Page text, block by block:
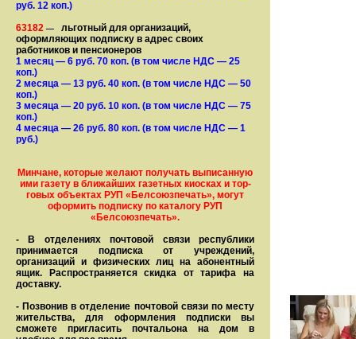
руб. 12 коп.)
63182 —
льготный для организаций,
оформляющих подписку в адрес своих
работников и пенсионеров
1 месяц— 6 руб. 70 коп. (в том числе НДС — 25
коп.)
2 месяца — 13 руб. 40 коп. (в том числе НДС — 50
коп.)
3 месяца — 20 руб. 10 коп. (в том числе НДС — 75
коп.)
4 месяца — 26 руб. 80 коп. (в том числе НДС — 1
руб.)
Минчане, которые желают получать вы­писанную
ими газету в бли­жай­ших газет­ных киосках и тор­
го­вых объе­ктах РУП «Белсоюзпечать», могут
оформить под­пис­ку по ка­та­ло­гу РУП
«Белсоюзпечать».
- В отделениях почтовой связи рес­пуб­лики
принимается подписка от учреждений,
организаций и фи­зи­ческих лиц на абонентный
ящик. Распространяется скидка от тарифа на
доставку.
- Позвонив в отделение почтовой связи по месту
жительства, для оформления подписки вы
сможете пригласить почтальона на дом в